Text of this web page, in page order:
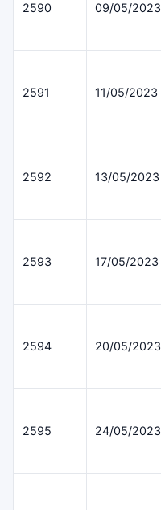
2590 09/05/2023
2591 11/05/2023
2592 13/05/2023
2593 17/05/2023
2594 20/05/2023
2595 24/05/2023